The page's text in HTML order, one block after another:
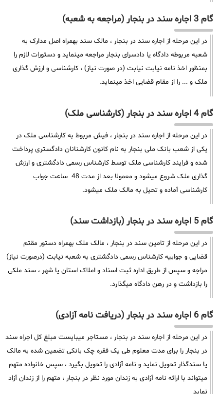
گام 3 اجاره سند در بنجار (مراجعه به شعبه)
در این مرحله از اجاره سند در بنجار ، مالک سند بهمراه اصل مدارک به
شعبه مربوطه دادگاه یا دادسرای بنجار مراجعه مینماید و دستورات لازم را
بمنظور اخذ نامه نیابت نیابت (در صورت نیاز) ، کارشناسی و ارزش گذاری
ملک و ... را از مقام قضایی اخذ مینماید.
گام 4 اجاره سند در بنجار (کارشناسی ملک)
در این مرحله از اجاره سند در بنجار ، فیش مربوط به کارشناسی ملک در
یکی از شعب بانک ملی بنجار به نام کانون کارشنانان دادگستری پرداخت
شده و فرایند کارشناسی ملک توسط کارشناس رسمی دادگشتری و ارزش
گذاری ملک شروع میشود و معمولا بعد از مدت 48 ساعت جواب
کارشناسی آماده و تحیل به مالک ملک میشود.
گام 5 اجاره سند در بنجار (بازداشت سند)
در این مرحله از تامین سند در بنجار ، مالک ملک بهمراه دستور مقتم
قضایی و جوابیه کارشناس رسمی دادگشتری به شعبه نیابت (درصورت نیاز)
مراجه و سپس از طریق اداره ثبت اسناد و املاک استان یا شهر ، سند ملکی
را بازداشت و در رهن دادگاه میگذارد.
گام 6 اجاره سند در بنجار (دریافت نامه آزادی)
در این مرحله از اجاره سند در بنجار ، مستاجر میبایست مبلغ کل اجراه سند
در بنجار را برای مدت معلوم طی یک فقره چک بانکی تضمین شده به مالک
یا سندگذار تحویل نماید و نامه آزادی را تحویل بگیرد ، سپس خانواده متهم
میتواند با ارائه نامه آزادی به زندان مورد نظر در بنجار ، متهم را از زندان آزاد
نماید